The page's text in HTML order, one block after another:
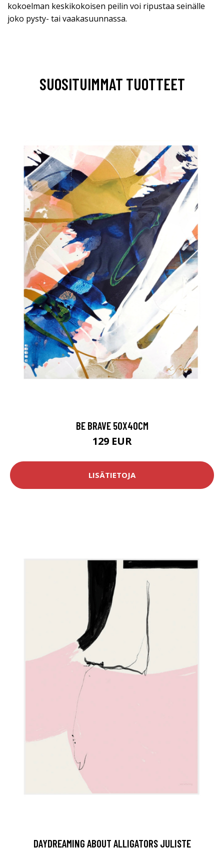
kokoelman keskikokoisen peilin voi ripustaa seinälle
joko pysty- tai vaakasuunnassa.
SUOSITUIMMAT TUOTTEET
BE BRAVE 50X40CM
129 EUR
LISÄTIETOJA
DAYDREAMING ABOUT ALLIGATORS JULISTE